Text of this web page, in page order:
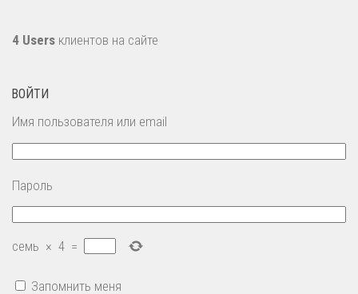
4 Users клиентов на сайте
ВОЙТИ
Имя пользователя или email
Пароль
семь × 4 =
Запомнить меня